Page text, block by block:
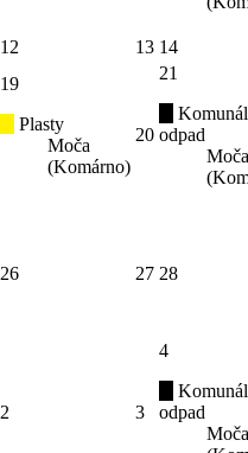
12 13 14
19
Plasty
Moča
(Komárno)
20
21
odpad
Moča
26 27 28
2 3
4
odpad
Moča